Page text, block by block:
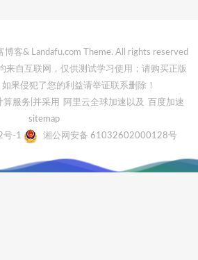
博客& Landafu.com Theme. All rights reserved
来自互联网，仅供测试学习使用；请购买正版
果侵犯了您的利益请举证联系删除！
算服务 |并采用 阿里云全球加速 以及
百度加速
sitemap
号-1
湘公网安备 61032602000128号